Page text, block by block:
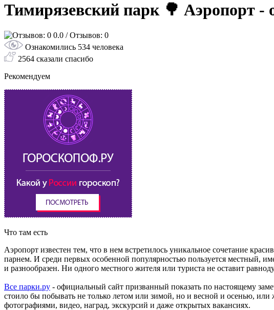
Тимирязевский парк 🌳 Аэропорт
0.0 / Отзывов: 0
Ознакомились 534 человека
2564 сказали спасибо
Рекомендуем
Что там есть
Аэропорт известен тем, что в нем встретилось уникальное сочетание
парнем. И среди первых особенной популярностью пользуется местный,
и разнообразен. Ни одного местного жителя или туриста не оставит
Все парки.ру - официальный сайт призванный показать по настоящему
стоило бы побывать не только летом или зимой, но и весной и осенью, или
фотографиями, видео, наград, экскурсий и даже открытых вакансиях.